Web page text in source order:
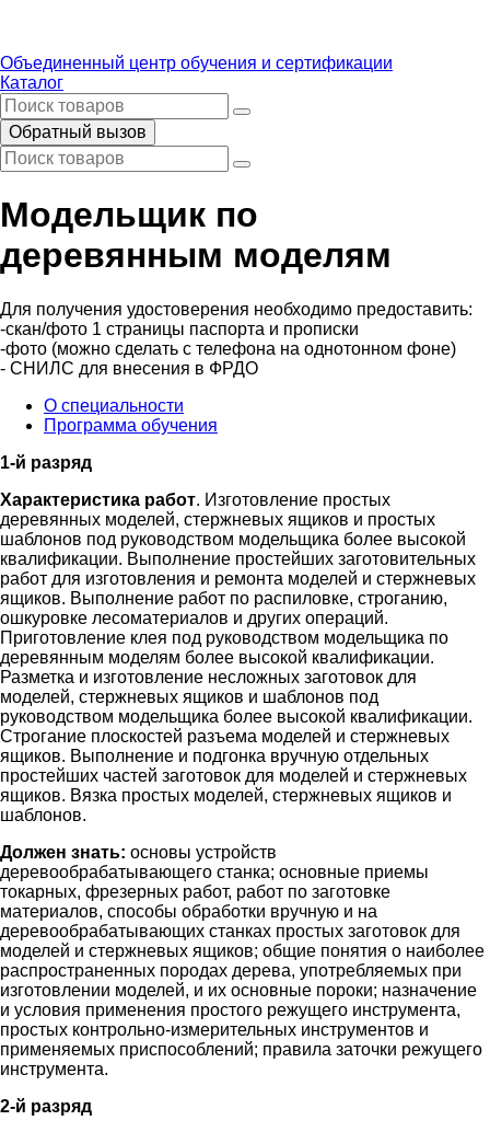
Объединенный центр обучения и сертификации
Каталог
Обратный вызов
Модельщик по
деревянным моделям
Для получения удостоверения необходимо предоставить:
-скан/фото 1 страницы паспорта и прописки
-фото (можно сделать с телефона на однотонном фоне)
- СНИЛС для внесения в ФРДО
О специальности
Программа обучения
1-й разряд
Характеристика работ. Изготовление простых
деревянных моделей, стержневых ящиков и простых
шаблонов под руководством модельщика более высокой
квалификации. Выполнение простейших заготовительных
работ для изготовления и ремонта моделей и стержневых
ящиков. Выполнение работ по распиловке, строганию,
ошкуровке лесоматериалов и других операций.
Приготовление клея под руководством модельщика по
деревянным моделям более высокой квалификации.
Разметка и изготовление несложных заготовок для
моделей, стержневых ящиков и шаблонов под
руководством модельщика более высокой квалификации.
Строгание плоскостей разъема моделей и стержневых
ящиков. Выполнение и подгонка вручную отдельных
простейших частей заготовок для моделей и стержневых
ящиков. Вязка простых моделей, стержневых ящиков и
шаблонов.
Должен знать: основы устройств
деревообрабатывающего станка; основные приемы
токарных, фрезерных работ, работ по заготовке
материалов, способы обработки вручную и на
деревообрабатывающих станках простых заготовок для
моделей и стержневых ящиков; общие понятия о наиболее
распространенных породах дерева, употребляемых при
изготовлении моделей, и их основные пороки; назначение
и условия применения простого режущего инструмента,
простых контрольно-измерительных инструментов и
применяемых приспособлений; правила заточки режущего
инструмента.
2-й разряд